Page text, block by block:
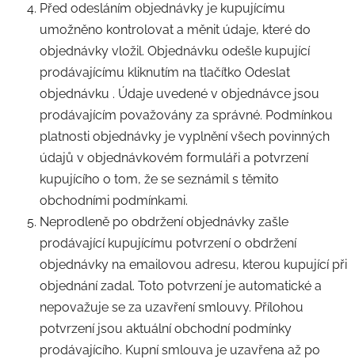
Před odesláním objednávky je kupujícímu
umožněno kontrolovat a měnit údaje, které do
objednávky vložil. Objednávku odešle kupující
prodávajícímu kliknutím na tlačítko Odeslat
objednávku . Údaje uvedené v objednávce jsou
prodávajícím považovány za správné. Podmínkou
platnosti objednávky je vyplnění všech povinných
údajů v objednávkovém formuláři a potvrzení
kupujícího o tom, že se seznámil s těmito
obchodními podmínkami.
Neprodleně po obdržení objednávky zašle
prodávající kupujícímu potvrzení o obdržení
objednávky na emailovou adresu, kterou kupující při
objednání zadal. Toto potvrzení je automatické a
nepovažuje se za uzavření smlouvy. Přílohou
potvrzení jsou aktuální obchodní podmínky
prodávajícího. Kupní smlouva je uzavřena až po